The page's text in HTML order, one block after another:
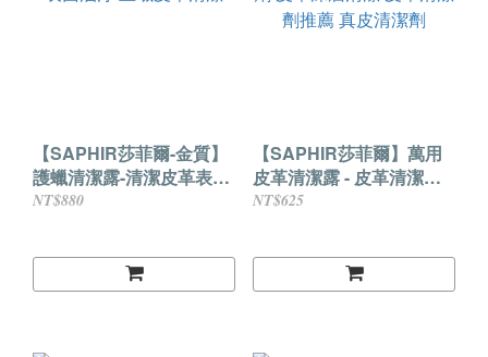
【SAPHIR莎菲爾-金質】
護蠟清潔露-清潔皮革表面
油汙 上蠟皮革清潔
NT$880
【SAPHIR莎菲爾】萬用
皮革清潔露 - 皮革清潔劑
皮革深層清潔 皮革清潔劑
NT$625